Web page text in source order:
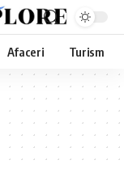
Afaceri Turism